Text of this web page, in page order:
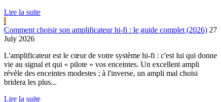
Lire la suite
Comment choisir son amplificateur hi-fi : le guide complet (2026) 27
July 2026
L'amplificateur est le cœur de votre système hi-fi : c'est lui qui donne
vie au signal et qui « pilote » vos enceintes. Un excellent ampli
révèle des enceintes modestes ; à l'inverse, un ampli mal choisi
bridera les plus...
Lire la suite